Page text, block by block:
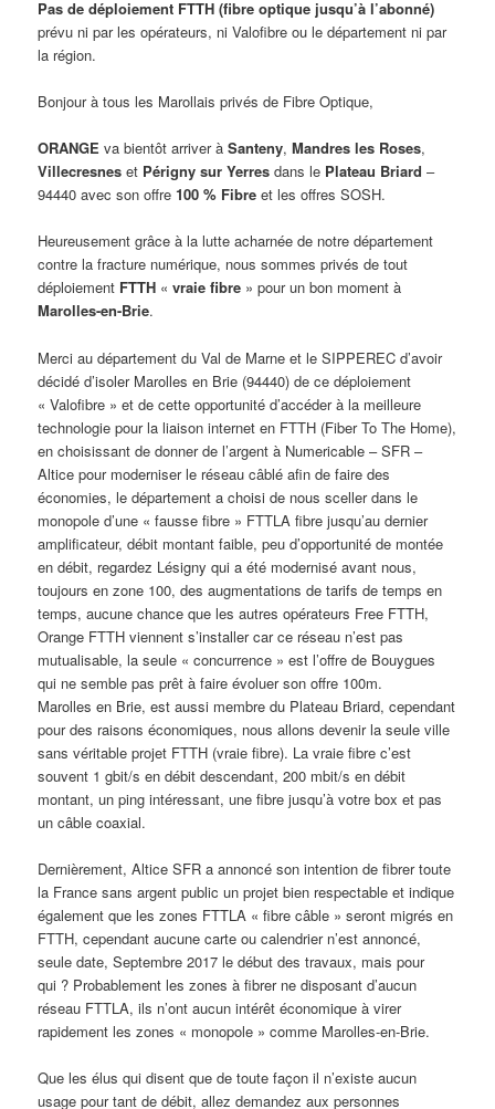
Pas de déploiement FTTH (fibre optique jusqu’à l’abonné)
prévu ni par les opérateurs, ni Valofibre ou le département ni par
la région.
Bonjour à tous les Marollais privés de Fibre Optique,
ORANGE va bientôt arriver àSanteny,Mandres les Roses,
Villecresnes et Périgny sur Yerres dans le Plateau Briard –
94440 avec son offre100 % Fibre et les offres SOSH.
Heureusement grâce à la lutte acharnée de notre département
contre la fracture numérique, nous sommes privés de tout
déploiement FTTH «vraie fibre » pour un bon moment à
Marolles-en-Brie.
Merci au département du Val de Marne et le SIPPEREC d’avoir
décidé d’isoler Marolles en Brie (94440) de ce déploiement
« Valofibre » et de cette opportunité d’accéder à la meilleure
technologie pour la liaison internet en FTTH (Fiber To The Home),
en choisissant de donner de l’argent à Numericable – SFR –
Altice pour moderniser le réseau câblé afin de faire des
économies, le département a choisi de nous sceller dans le
monopole d’une « fausse fibre » FTTLA fibre jusqu’au dernier
amplificateur, débit montant faible, peu d’opportunité de montée
en débit, regardez Lésigny qui a été modernisé avant nous,
toujours en zone 100, des augmentations de tarifs de temps en
temps, aucune chance que les autres opérateurs Free FTTH,
Orange FTTH viennent s’installer car ce réseau n’est pas
mutualisable, la seule « concurrence » est l’offre de Bouygues
qui ne semble pas prêt à faire évoluer son offre 100m.
Marolles en Brie, est aussi membre du Plateau Briard, cependant
pour des raisons économiques, nous allons devenir la seule ville
sans véritable projet FTTH (vraie fibre). La vraie fibre c’est
souvent 1 gbit/s en débit descendant, 200 mbit/s en débit
montant, un ping intéressant, une fibre jusqu’à votre box et pas
un câble coaxial.
Dernièrement, Altice SFR a annoncé son intention de fibrer toute
la France sans argent public un projet bien respectable et indique
également que les zones FTTLA « fibre câble » seront migrés en
FTTH, cependant aucune carte ou calendrier n’est annoncé,
seule date, Septembre 2017 le début des travaux, mais pour
qui ? Probablement les zones à fibrer ne disposant d’aucun
réseau FTTLA, ils n’ont aucun intérêt économique à virer
rapidement les zones « monopole » comme Marolles-en-Brie.
Que les élus qui disent que de toute façon il n’existe aucun
usage pour tant de débit, allez demandez aux personnes